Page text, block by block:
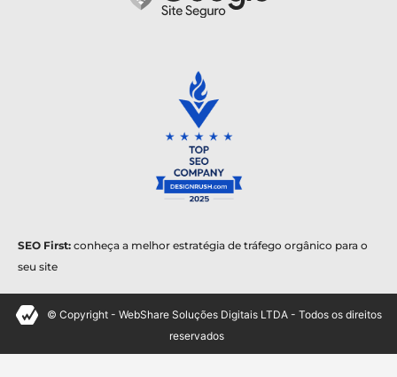
SEO First: conheça a melhor estratégia de tráfego orgânico para o
seu site
© Copyright - WebShare Soluções Digitais LTDA - Todos os direitos
reservados